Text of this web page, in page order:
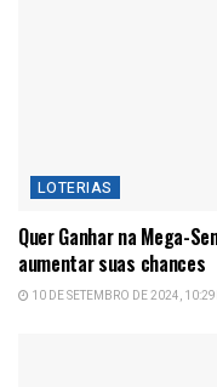
LOTERIAS
Quer Ganhar na Mega-
aumentar suas chances
10 DE SETEMBRO DE 2024,